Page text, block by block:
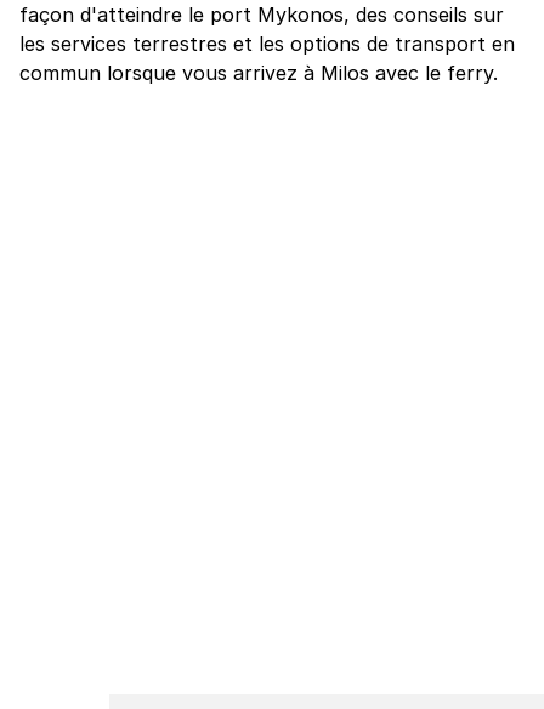
façon d'atteindre le port Mykonos, des conseils sur
les services terrestres et les options de transport en
commun lorsque vous arrivez à Milos avec le ferry.